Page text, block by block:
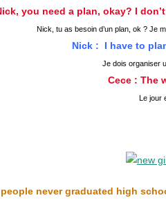
you need a plan, okay? I
Nick, tu as besoin d’un plan, ok ? Je
Nick : I have to
Je dois organiser
Cece : The
Le jour
never graduated high